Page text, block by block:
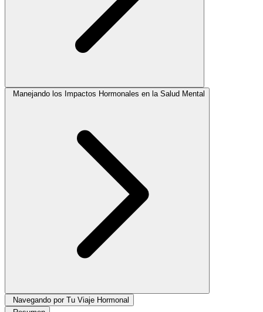
Manejando los Impactos Hormonales en la Salud Mental
Navegando por Tu Viaje Hormonal